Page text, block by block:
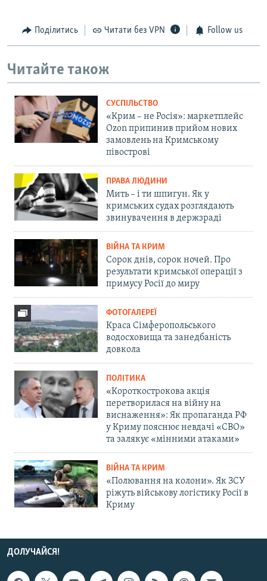
Поділитись Читати без VPN Follow us
Читайте також
СУСПІЛЬСТВО
«Крим – не Росія»: маркетплейс
Ozon припинив прийом нових
замовлень на Кримському
півострові
ПРАВА ЛЮДИНИ
Мить – і ти шпигун. Як у
кримських судах розглядають
звинувачення в держзраді
ВІЙНА ТА КРИМ
Сорок днів, сорок ночей. Про
результати кримської операції з
примусу Росії до миру
ФОТОГАЛЕРЕЇ
Краса Сімферопольського
водосховища та занедбаність
довкола
ПОЛІТИКА
«Короткострокова акція
перетворилася на війну на
виснаження»: Як пропаганда РФ
у Криму пояснює невдачі «СВО»
та залякує «мінними атаками»
ВІЙНА ТА КРИМ
«Полювання на колони». Як ЗСУ
ріжуть військову логістику Росії в
Криму
ДОЛУЧАЙСЯ!